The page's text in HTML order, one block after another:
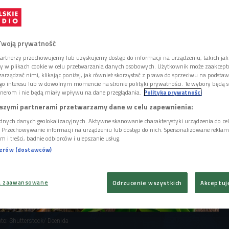
twórcami tego podgatunku jest
czy duet BSK.
Shutterstock/ Deenida
prywatność
przechowujemy lub uzyskujemy dostęp do informacji na urządzeniu, takich
w plikach cookie w celu przetwarzania danych osobowych. Użytkownik może
nimi, klikając poniżej, jak również skorzystać z prawa do sprzeciwu na
interesu lub w dowolnym momencie na stronie polityki prywatności. Te wybory będą
i nie będą miały wpływu na dane przeglądania. Polityka prywatności
partnerami przetwarzamy dane w celu zapewnienia:
danych geolokalizacyjnych. Aktywne skanowanie charakterystyki urządzenia do
informacji na urządzeniu lub dostęp do nich. Spersonalizowane
i treści, badnie odbiorców i ulepszanie usług.
(dostawców)
Odrzucenie wszystkich